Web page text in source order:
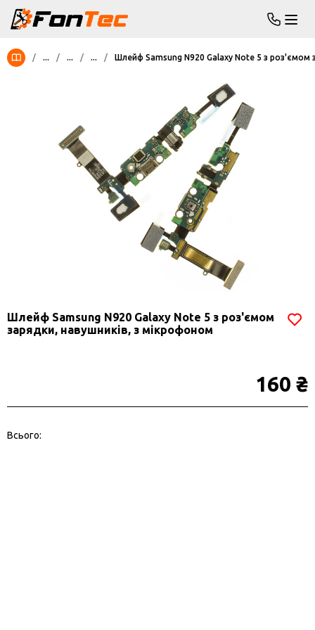
/ ... / ... / ... / Шлейф Samsung N920 Galaxy Note 5 з роз'ємом
Шлейф Samsung N920 Galaxy Note 5 з роз'ємом
зарядки, навушників, з мікрофоном
160 ₴
Всього: